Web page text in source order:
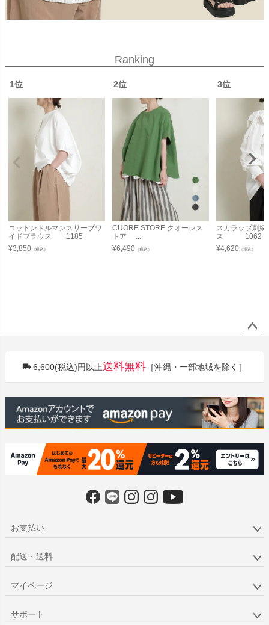
Ranking
1位
コットンドルマンスリーブワ
イドブラウス 1185
¥3,850 （税込）
2位
CUORE STORE クオーレス
トア ...
¥6,490 （税込）
3位
スカラップ刺
ス 1062
¥4,620 （税込）
へ
6,600(税込)円以上送料無料 ［沖縄・一部地域を除く］
お支払い
配送・送料
マイページ
サポート